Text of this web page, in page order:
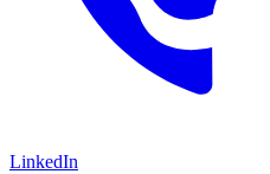
LinkedIn